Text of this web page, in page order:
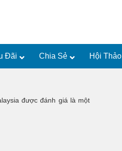
Đãi Chia Sẻ Hội Thảo
được đánh giá là một